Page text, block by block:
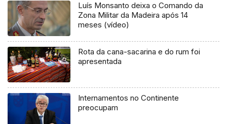
Luís Monsanto deixa o Comando da
Zona Militar da Madeira após 14
meses (vídeo)
Rota da cana-sacarina e do rum foi
apresentada
Internamentos no Continente
preocupam